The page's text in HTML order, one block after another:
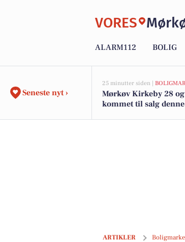
VORES
ALARM112 BOLIG
Seneste nyt ›
25 minutter siden |
Mørkøv Kirkeby 28
kommet til salg
ARTIKLER
72.049 kroner koster